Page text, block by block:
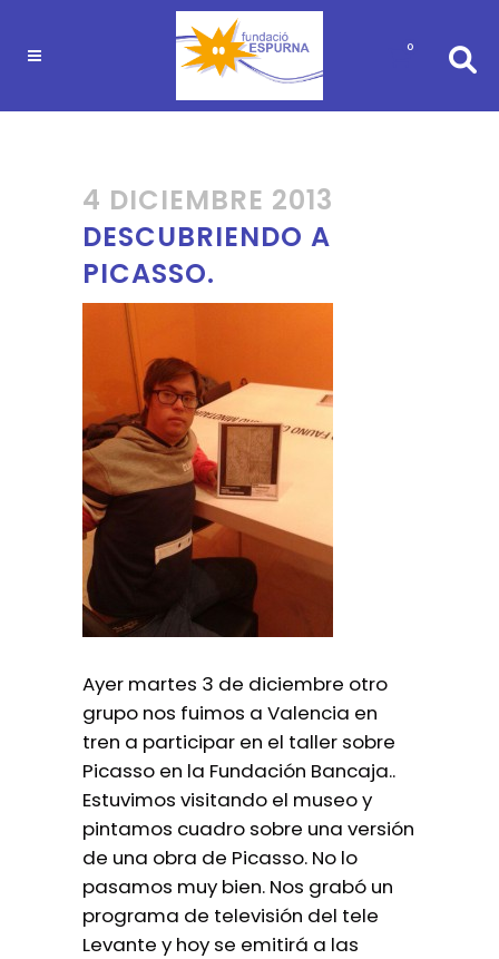
0
4 DICIEMBRE 2013
DESCUBRIENDO A
PICASSO.
Ayer martes 3 de diciembre otro
grupo nos fuimos a Valencia en
tren a participar en el taller sobre
Picasso en la Fundación Bancaja..
Estuvimos visitando el museo y
pintamos cuadro sobre una versión
de una obra de Picasso. No lo
pasamos muy bien. Nos grabó un
programa de televisión del tele
Levante y hoy se emitirá a las